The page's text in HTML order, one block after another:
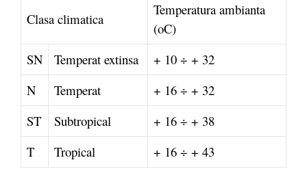
Clasa climatica
Temperatura ambianta
(oC)
SN
Temperat extinsa
+ 10 ÷ + 32
N
Temperat
+ 16 ÷ + 32
ST
Subtropical
+ 16 ÷ + 38
T
Tropical + 16 ÷ + 43